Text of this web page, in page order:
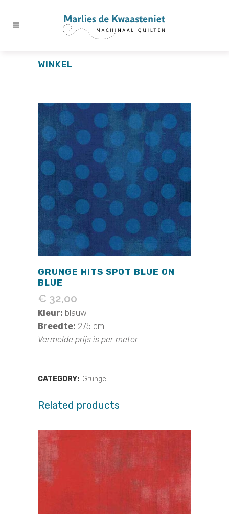
WINKEL
GRUNGE HITS SPOT BLUE ON
BLUE
€ 32,00
Kleur: blauw
Breedte: 275 cm
Vermelde prijs is per meter
CATEGORY: Grunge
Related products